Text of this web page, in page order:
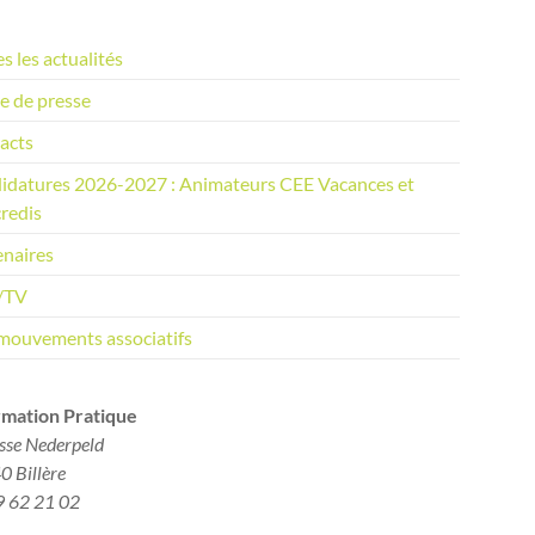
les actualités
de presse
2026-2027 : Animateurs CEE Vacances et
associatifs
Pratique​
Nederpeld
Billère
62 21 02